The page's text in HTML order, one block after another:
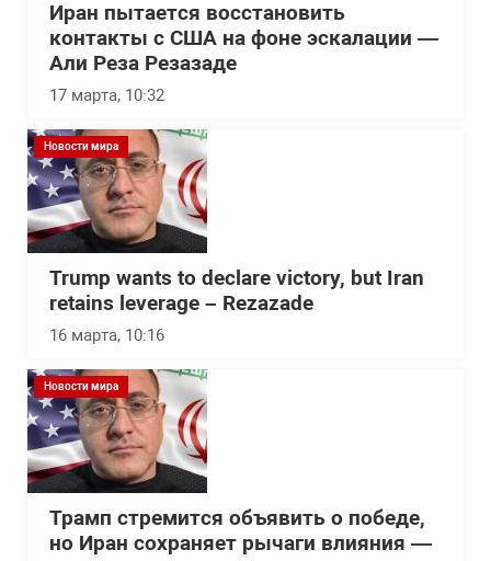
Иран пытается восстановить
контакты с США на фоне эскалации —
Али Реза Резазаде
17 марта, 10:32
Новости мира
Trump wants to declare victory, but Iran
retains leverage – Rezazade
16 марта, 10:16
Новости мира
Трамп стремится объявить о победе,
но Иран сохраняет рычаги влияния —